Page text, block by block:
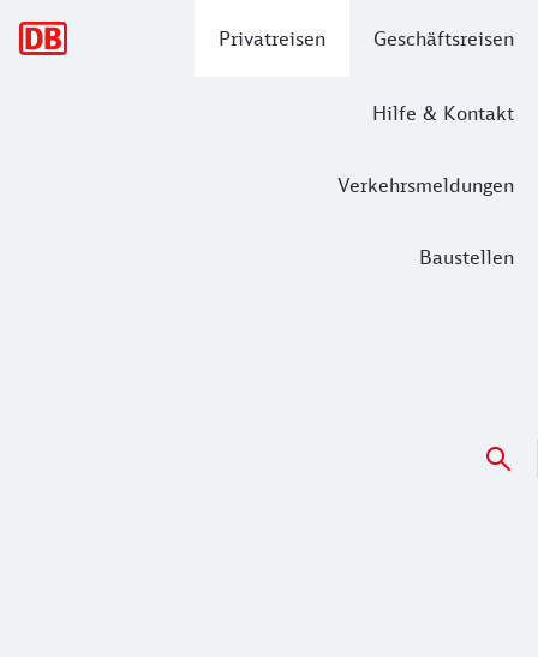
Privatreisen Geschäftsreisen
Hilfe & Kontakt
Verkehrsmeldungen
Baustellen